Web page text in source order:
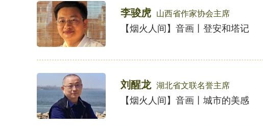
李骏虎 山西省作家协会主席
【烟火人间】音画丨登安和塔记
刘醒龙 湖北省文联名誉主席
【烟火人间】音画丨城市的美感